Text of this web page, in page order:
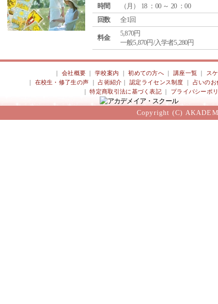
時間
（ 月 ） 18 ：00 ～ 20 ：00
回数
全1回
料金
5,870円
一般5,870円/入学者5,280円
会社概要 ｜学校案内 ｜初めての方へ 講座一覧
ス
在校生・修了生の声 ｜占術紹介 ｜認定ライセンス制度
占いのお
｜特定商取引法に基づく表記 プライバシーポ
Copyright (C)